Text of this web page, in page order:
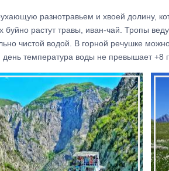
разнотравьем и хвоей долину,
буйно растут травы, иван-чай. Тропы
чистой водой. В горной речушке
день температура воды не превышает +8